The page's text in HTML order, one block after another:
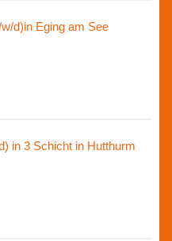
d)in Eging am See
in 3 Schicht in Hutthurm